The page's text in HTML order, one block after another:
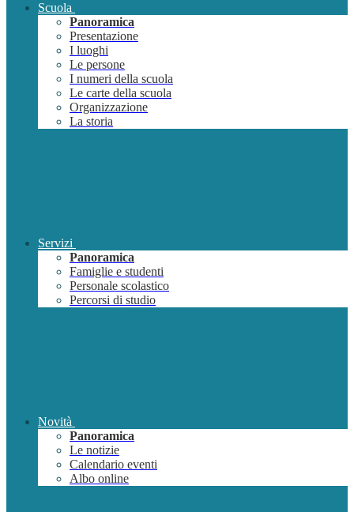
Scuola
Panoramica
Presentazione
I luoghi
Le persone
I numeri della scuola
Le carte della scuola
Organizzazione
La storia
Servizi
Panoramica
Famiglie e studenti
Personale scolastico
Percorsi di studio
Novità
Panoramica
Le notizie
Calendario eventi
Albo online